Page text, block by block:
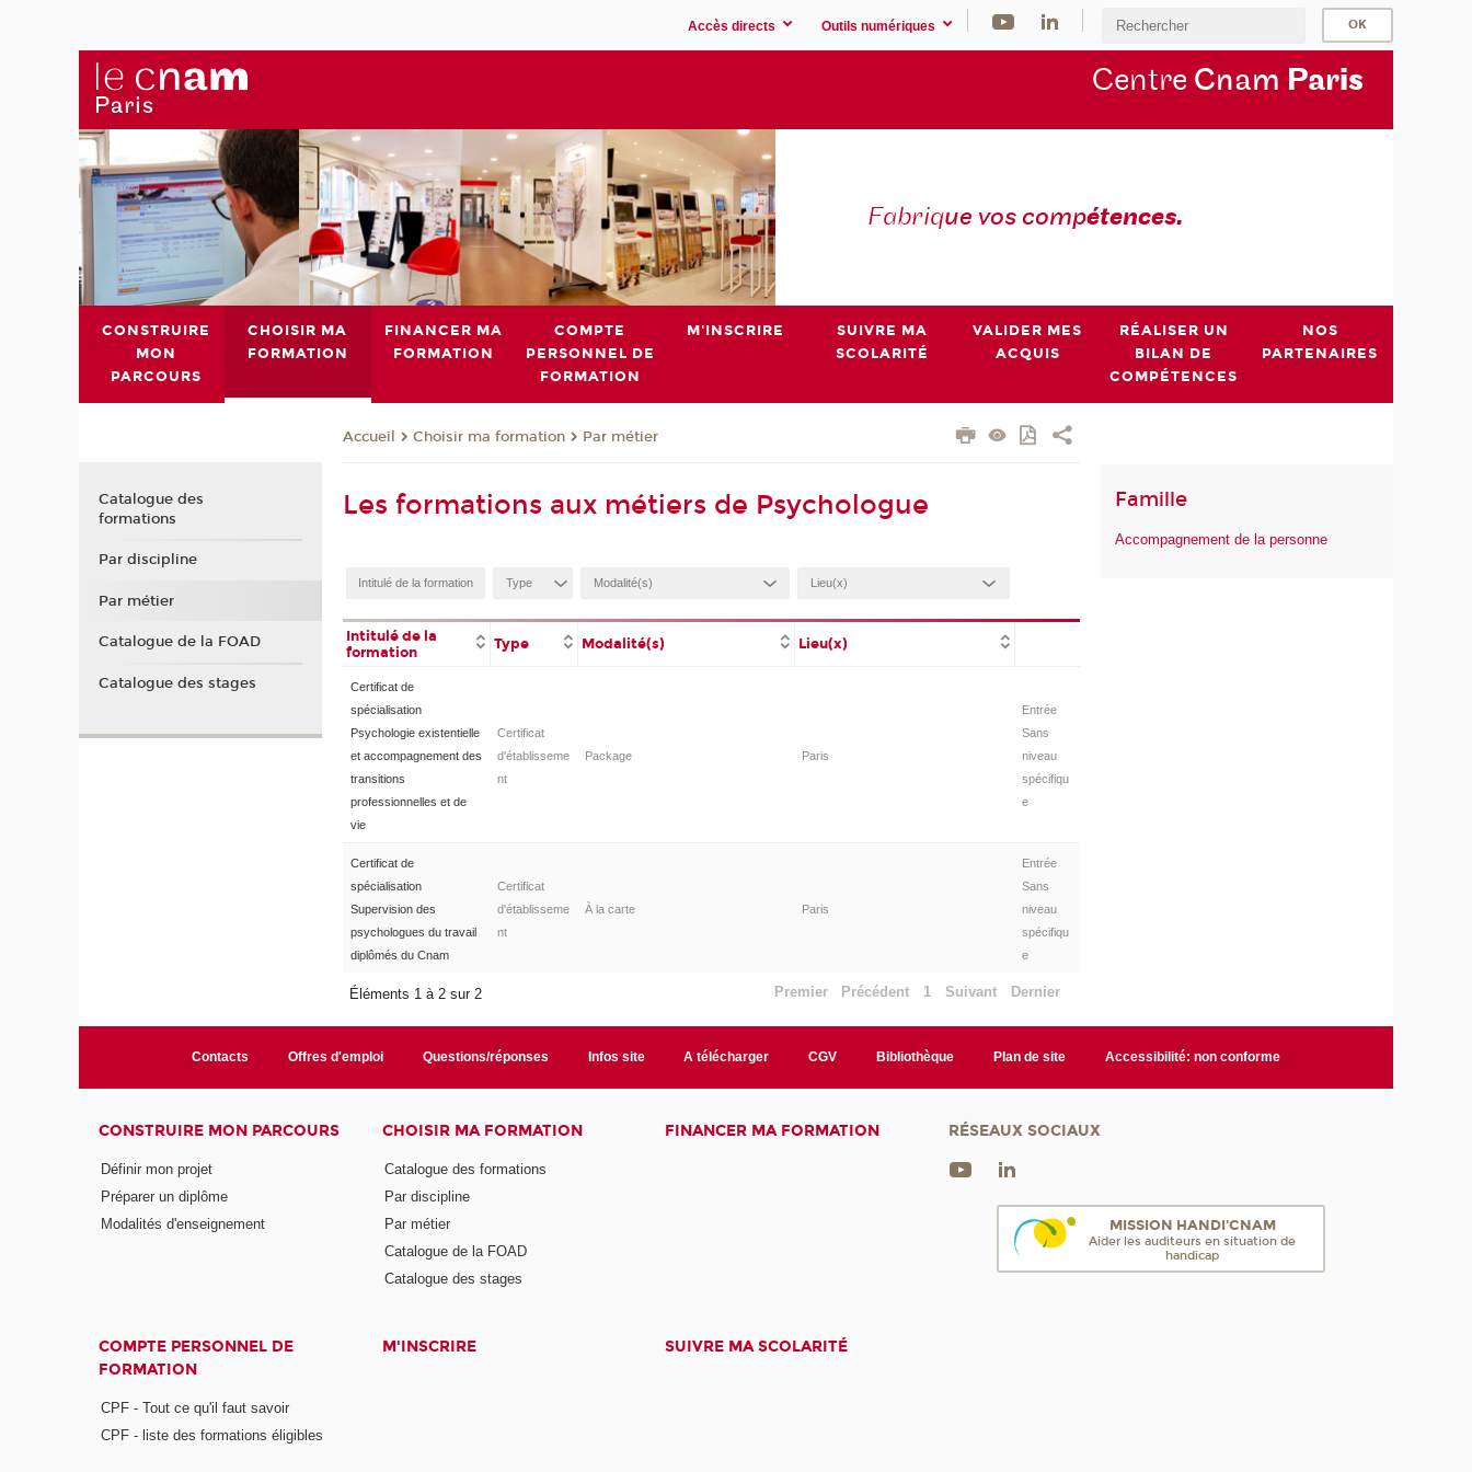
Accès directs Outils numériques
Centre Cnam Paris
Fabrique vos compétences.
CONSTRUIRE
MON
PARCOURS
CHOISIR MA
FORMATION
FINANCER MA
FORMATION
COMPTE
PERSONNEL DE
FORMATION
M'INSCRIRE
SUIVRE MA
SCOLARITÉ
VALIDER MES
ACQUIS
RÉALISER UN
BILAN DE
COMPÉTENCES
NOS
PARTENAIRES
Accueil Choisir ma formation Par métier
Les formations aux métiers de Psychologue
Intitulé de la
formation
Type Modalité(s) Lieu(x)
Certificat de
spécialisation
Psychologie existentielle
et accompagnement des
transitions
professionnelles et de
vie
Certificat
d'établisseme
nt
Package Paris
Entrée
Sans
niveau
spécifiqu
e
Certificat de
spécialisation
Supervision des
psychologues du travail
diplômés du Cnam
Certificat
d'établisseme
nt
À la carte Paris
Entrée
Sans
niveau
spécifiqu
e
Éléments 1 à 2 sur 2 Premier Précédent 1 Suivant Dernier
Famille
Accompagnement de la personne
Catalogue des
formations
Par discipline
Par métier
Catalogue de la FOAD
Catalogue des stages
Contacts Offres d'emploi Questions/réponses Infos site A télécharger CGV Bibliothèque Plan de site Accessibilité: non conforme
CONSTRUIRE MON PARCOURS
Définir mon projet
Préparer un diplôme
Modalités d'enseignement
CHOISIR MA FORMATION
Catalogue des formations
Par discipline
Par métier
Catalogue de la FOAD
Catalogue des stages
FINANCER MA FORMATION
COMPTE PERSONNEL DE
FORMATION
CPF - Tout ce qu'il faut savoir
CPF - liste des formations éligibles
M'INSCRIRE SUIVRE MA SCOLARITÉ
RÉSEAUX SOCIAUX
MISSION HANDI'CNAM
Aider les auditeurs en situation de
handicap